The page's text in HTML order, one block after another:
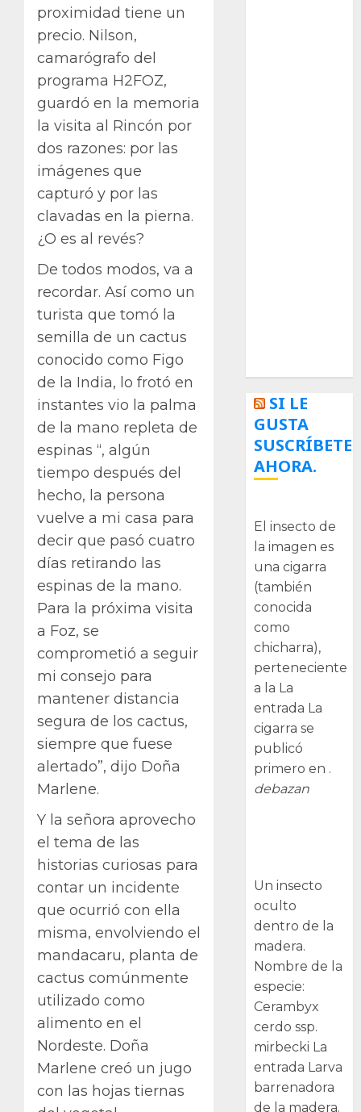
proximidad tiene un
precio. Nilson,
camarógrafo del
programa H2FOZ,
guardó en la memoria
la visita al Rincón por
dos razones: por las
imágenes que
capturó y por las
clavadas en la pierna.
¿O es al revés?
De todos modos, va a
recordar. Así como un
turista que tomó la
semilla de un cactus
conocido como Figo
de la India, lo frotó en
instantes vio la palma
de la mano repleta de
espinas “, algún
tiempo después del
hecho, la persona
vuelve a mi casa para
decir que pasó cuatro
días retirando las
espinas de la mano.
Para la próxima visita
a Foz, se
comprometió a seguir
mi consejo para
mantener distancia
segura de los cactus,
siempre que fuese
alertado”, dijo Doña
Marlene.
Y la señora aprovecho
el tema de las
historias curiosas para
contar un incidente
que ocurrió con ella
misma, envolviendo el
mandacaru, planta de
cactus comúnmente
utilizado como
alimento en el
Nordeste. Doña
Marlene creó un jugo
con las hojas tiernas
SI LE
GUSTA
SUSCRÍBETE
AHORA.
El insecto de
la imagen es
una cigarra
(también
conocida
como
chicharra),
perteneciente
a la La
entrada La
cigarra se
publicó
primero en .
debazan
Un insecto
oculto
dentro de la
madera.
Nombre de la
especie:
Cerambyx
cerdo ssp.
mirbecki La
entrada Larva
barrenadora
de la madera.